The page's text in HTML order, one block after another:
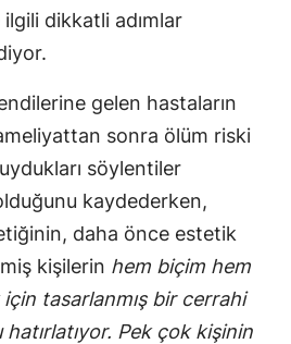
dikkatli adımlar
gelen hastaların
sonra ölüm riski
söylentiler
kaydederken,
daha önce estetik
kişilerin hem biçim hem
tasarlanmış bir cerrahi
Pek çok kişinin